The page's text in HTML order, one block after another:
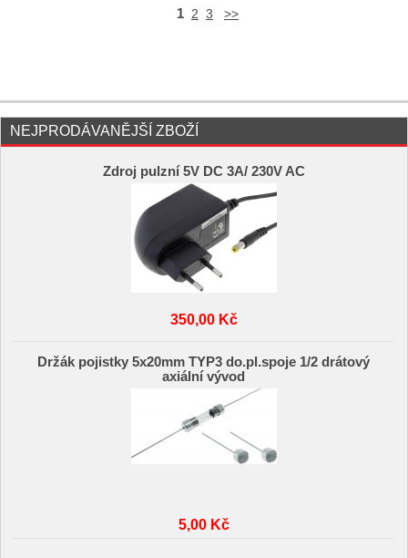
1 2 3 >>
NEJPRODÁVANĚJŠÍ ZBOŽÍ
Zdroj pulzní 5V DC 3A/ 230V AC
350,00 Kč
Držák pojistky 5x20mm TYP3 do.pl.spoje 1/2 drátový
axiální vývod
5,00 Kč